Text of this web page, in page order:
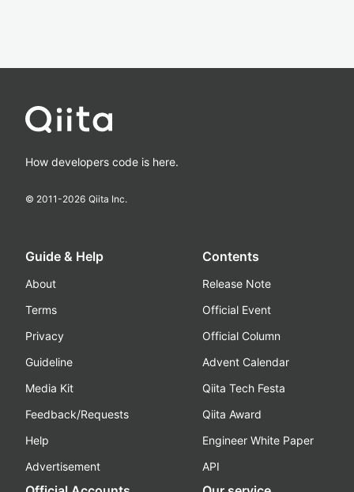
How developers code is here.
© 2011-2026 Qiita Inc.
Guide & Help
About
Terms
Privacy
Guideline
Media Kit
Feedback/Requests
Help
Advertisement
Contents
Release Note
Official Event
Official Column
Advent Calendar
Qiita Tech Festa
Qiita Award
Engineer White Paper
API